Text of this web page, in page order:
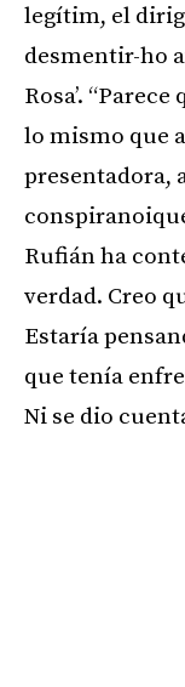
legítim, el
desmentir-ho
Rosa’.
lo mismo que
presentadora,
Rufián ha
verdad. Creo
Estaría
que tenía
Ni se dio